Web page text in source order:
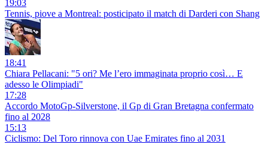
19:03
Tennis, piove a Montreal: posticipato il match di Darderi con Shang
18:41
Chiara Pellacani: "5 ori? Me l’ero immaginata proprio così… E
adesso le Olimpiadi"
17:28
Accordo MotoGp-Silverstone, il Gp di Gran Bretagna confermato
fino al 2028
15:13
Ciclismo: Del Toro rinnova con Uae Emirates fino al 2031